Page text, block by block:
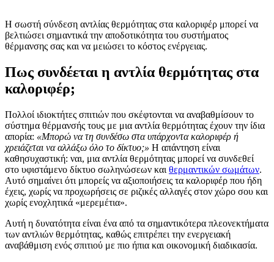
Η σωστή σύνδεση αντλίας θερμότητας στα καλοριφέρ μπορεί να
βελτιώσει σημαντικά την αποδοτικότητα του συστήματος
θέρμανσης σας και να μειώσει το κόστος ενέργειας.
Πως συνδέεται η αντλία θερμότητας στα
καλοριφέρ;
Πολλοί ιδιοκτήτες σπιτιών που σκέφτονται να αναβαθμίσουν το
σύστημα θέρμανσής τους με μια αντλία θερμότητας έχουν την ίδια
απορία: «Μπορώ να τη συνδέσω στα υπάρχοντα καλοριφέρ ή
χρειάζεται να αλλάξω όλο το δίκτυο;» Η απάντηση είναι
καθησυχαστική: ναι, μια αντλία θερμότητας μπορεί να συνδεθεί
στο υφιστάμενο δίκτυο σωληνώσεων και θερμαντικών σωμάτων.
Αυτό σημαίνει ότι μπορείς να αξιοποιήσεις τα καλοριφέρ που ήδη
έχεις, χωρίς να προχωρήσεις σε ριζικές αλλαγές στον χώρο σου και
χωρίς ενοχλητικά «μερεμέτια».
Αυτή η δυνατότητα είναι ένα από τα σημαντικότερα πλεονεκτήματα
των αντλιών θερμότητας, καθώς επιτρέπει την ενεργειακή
αναβάθμιση ενός σπιτιού με πιο ήπια και οικονομική διαδικασία.